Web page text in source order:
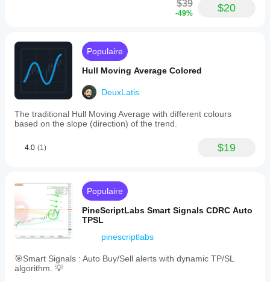
$39
-49% $20
Populaire
Hull Moving Average Colored
DeuxLatis
The traditional Hull Moving Average with different colours
based on the slope (direction) of the trend.
4.0 (1) $19
Populaire
PineScriptLabs Smart Signals CDRC Auto
TPSL
pinescriptlabs
🎯Smart Signals : Auto Buy/Sell alerts with dynamic TP/SL
algorithm. 💡